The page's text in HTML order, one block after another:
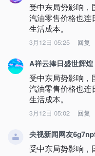
受中东局势影响
汽油零售价格也连
生活成本。
3月12日 05:25 回复
A祥云捧日盛世辉煌
受中东局势影响
汽油零售价格也连
生活成本。
3月12日 05:02 回复
央视新闻网友
受中东局势影响